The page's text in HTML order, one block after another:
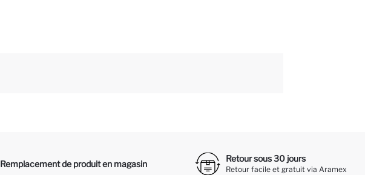
Remplacement de produit en magasin
Retour sous 30 jours
Retour facile et gratuit via Aramex